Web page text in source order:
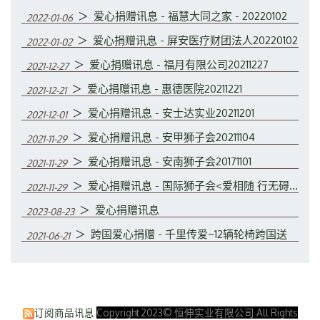
2022-01-06 ＞ 爱心捐赠讯息 - 福慧大同之家 - 20220102
2022-01-02 ＞ 爱心捐赠讯息 - 屏安医疗财团法人20220102
2021-12-27 ＞ 爱心捐赠讯息 - 福月有限公司20211227
2021-12-21 ＞ 爱心捐赠讯息 - 惠德医院20211221
2021-12-01 ＞ 爱心捐赠讯息 - 安士达实业20211201
2021-11-29 ＞ 爱心捐赠讯息 - 安甲狮子会20211104
2021-11-29 ＞ 爱心捐赠讯息 - 安南狮子会20171101
2021-11-29 ＞ 爱心捐赠讯息 - 国际狮子会<爱相随 行无碍>20210330
2023-08-23 ＞ 爱心捐赠讯息
2021-06-21 ＞ 跨国爱心捐赠 - 千里传爱~12辆轮椅跨国送
订阅商品讯息 Copyright 2023© 恒伸实业有限公司 All Rights